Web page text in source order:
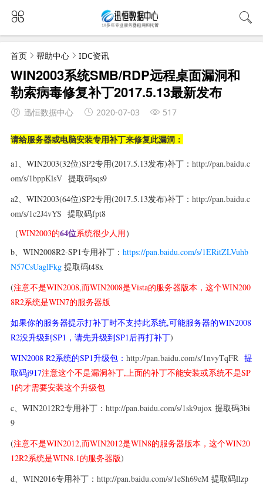
首页 帮助中心 IDC资讯
WIN2003系统SMB/RDP远程桌面漏洞和
勒索病毒修复补丁2017.5.13最新发布
迅恒数据中心 2020-07-03 517
请给服务器或电脑安装专用补丁来修复此漏洞：
a1、WIN2003(32位)SP2专用(2017.5.13发布)补丁： http://pan.baidu.c
om/s/1bppKlsV提取码sqs9
a2、 WIN2003(64位)SP2专用(2017.5.13发布)补丁： http://pan.baidu.c
om/s/1c2J4vYS 提取码fpt8
（WIN2003的64位系统很少人用）
b、WIN2008R2-SP1专用补丁： https://pan.baidu.com/s/1ERitZLVuhb
N57CsUaglFkg提取码t48x
(注意不是WIN2008,而WIN2008是Vista的服务器版本，这个WIN200
8R2系统是WIN7的服务器版
如果你的服务器提示打补丁时不支持此系统,可能服务器的WIN2008
R2没升级到SP1，请先升级到SP1后再打补丁)
WIN2008 R2系统的SP1升级包： http://pan.baidu.com/s/1nvyTqFR 提
取码j917注意这个不是漏洞补丁,上面的补丁不能安装或系统不是SP
1的才需要安装这个升级包
c、WIN2012R2专用补丁： http://pan.baidu.com/s/1sk9ujox提取码3bi
9
(注意不是WIN2012,而WIN2012是WIN8的服务器版本，这个WIN20
12R2系统是WIN8.1的服务器版)
d、WIN2016专用补丁： http://pan.baidu.com/s/1eSh69eM提取码llzp